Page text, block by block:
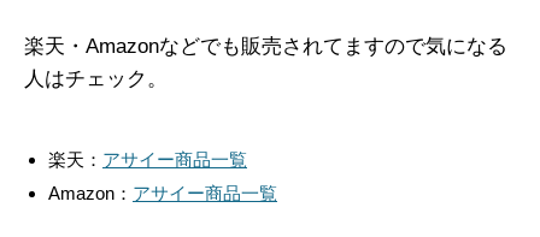
楽天・Amazonなどでも販売されてますので気になる
人はチェック。
楽天： アサイー商品一覧
Amazon： アサイー商品一覧